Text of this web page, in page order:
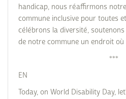
handicap, nous réaffirmons
commune inclusive pour toutes
célébrons la diversité,
de notre commune un endroit où
***
EN
Today, on World Disability Day,